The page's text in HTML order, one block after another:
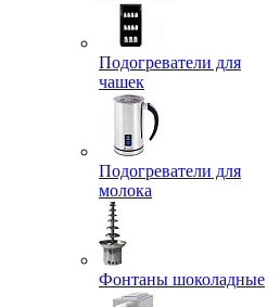
Подогреватели для
чашек
Подогреватели для
молока
Фонтаны шоколадные